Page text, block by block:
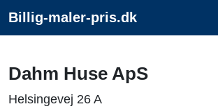
Billig-maler-pris.dk
Dahm Huse ApS
Helsingevej 26 A